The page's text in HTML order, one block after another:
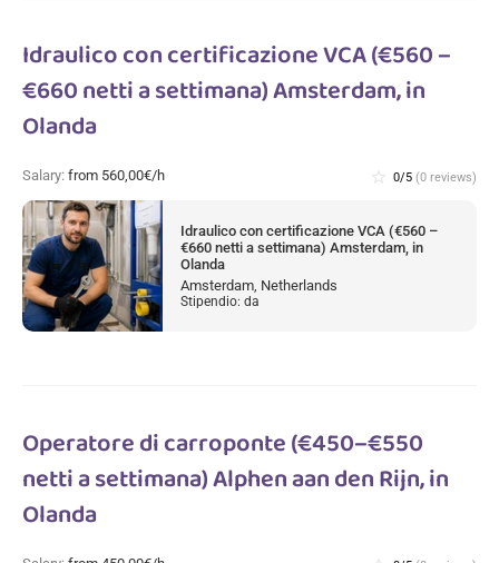
Idraulico con certificazione VCA (€560 –
€660 netti a settimana) Amsterdam, in
Olanda
Salary: from 560,00€/h star_border 0/5 (0 reviews)
Idraulico con certificazione VCA (€560 –
€660 netti a settimana) Amsterdam, in
Olanda
Amsterdam, Netherlands
Stipendio: da
Operatore di carroponte (€450–€550
netti a settimana) Alphen aan den Rijn, in
Olanda